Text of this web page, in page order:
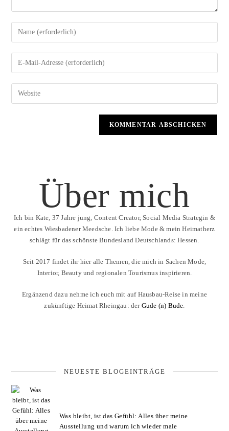
Über mich
Ich bin Kate, 37 Jahre jung, Content Creator, Social Media Strategin &
ein echtes Wiesbadener Meedsche. Ich liebe Mode & mein Heimatherz
schlägt für das schönste Bundesland Deutschlands: Hessen.
Seit 2017 findet ihr hier alle Themen, die mich in Sachen Mode,
Interior, Beauty und regionalen Tourismus inspirieren.
Ergänzend dazu nehme ich euch mit auf Hausbau-Reise in meine
zukünftige Heimat Rheingau: der Gude (n) Bude
NEUESTE BLOGEINTRÄGE
Was bleibt, ist das Gefühl: Alles über meine
Ausstellung und warum ich wieder male